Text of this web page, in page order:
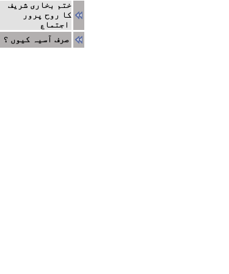
ختم بخاری شریف
کا روح پرور
اجتماع
صرف آسیہ کیوں ؟